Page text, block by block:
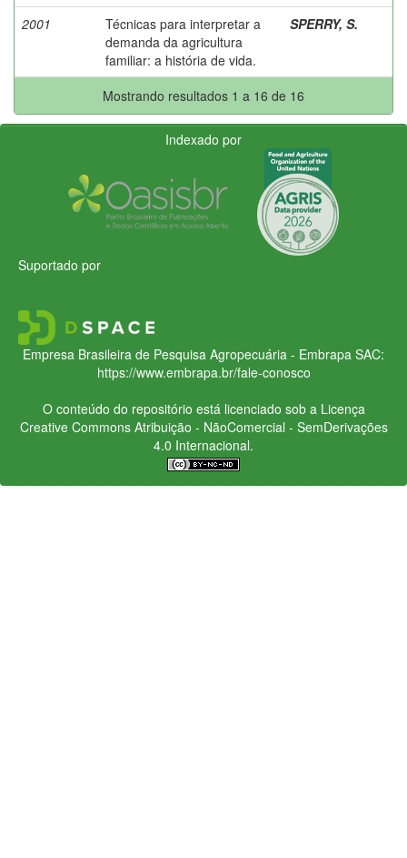
2001
Técnicas para interpretar a
demanda da agricultura
familiar: a história de vida.
SPERRY, S.
Mostrando resultados 1 a 16 de 16
Indexado por
Suportado por
Empresa Brasileira de Pesquisa Agropecuária - Embrapa SAC:
https://www.embrapa.br/fale-conosco
O conteúdo do repositório está licenciado sob a Licença
Creative CommonsAtribuição - NãoComercial - SemDerivações
4.0 Internacional.